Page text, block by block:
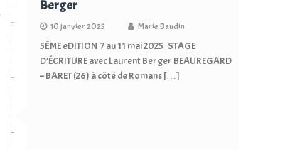
Berger
10 janvier 2025 Marie Baudin
5ÈME eDITION 7 au 11 mai 2025 STAGE
D’ÉCRITURE avec Laurent Berger BEAUREGARD
– BARET (26) à côté de Romans […]